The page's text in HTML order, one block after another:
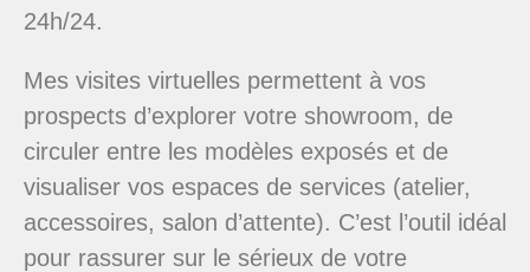
24h/24.
Mes visites virtuelles permettent à vos
prospects d’explorer votre showroom, de
circuler entre les modèles exposés et de
visualiser vos espaces de services (atelier,
accessoires, salon d’attente). C’est l’outil idéal
pour rassurer sur le sérieux de votre